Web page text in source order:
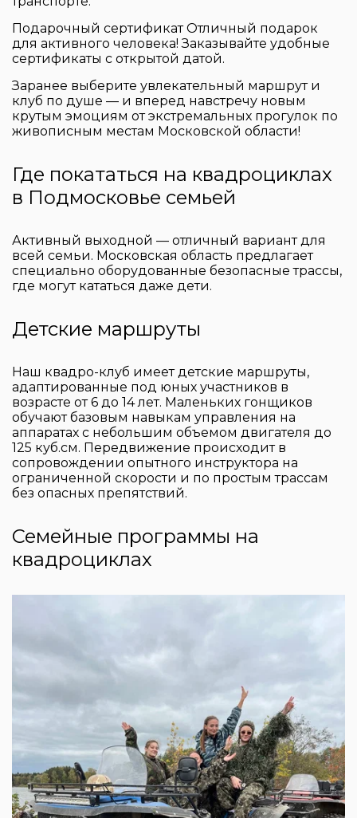
Подарочный сертификат Отличный подарок
для активного человека! Заказывайте удобные
сертификаты с открытой датой.
Заранее выберите увлекательный маршрут и
клуб по душе — и вперед навстречу новым
крутым эмоциям от экстремальных прогулок по
живописным местам Московской области!
Где покататься на квадроциклах
в Подмосковье семьей
Активный выходной — отличный вариант для
всей семьи. Московская область предлагает
специально оборудованные безопасные трассы,
где могут кататься даже дети.
Детские маршруты
Наш квадро-клуб имеет детские маршруты,
адаптированные под юных участников в
возрасте от 6 до 14 лет. Маленьких гонщиков
обучают базовым навыкам управления на
аппаратах с небольшим объемом двигателя до
125 куб.см. Передвижение происходит в
сопровождении опытного инструктора на
ограниченной скорости и по простым трассам
без опасных препятствий.
Семейные программы на
квадроциклах